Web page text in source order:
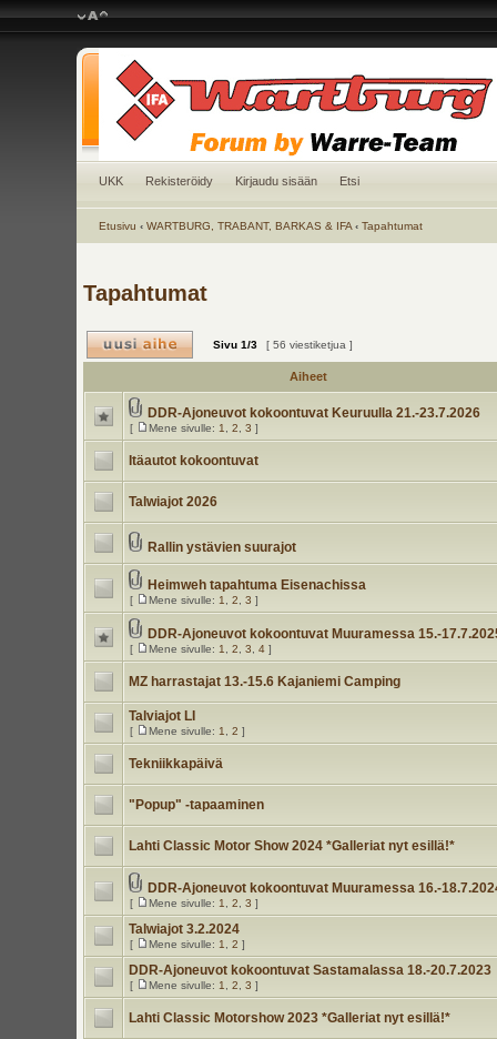
UKK Rekisteröidy Kirjaudu sisään Etsi
Etusivu ‹ WARTBURG, TRABANT, BARKAS & IFA ‹ Tapahtumat
Tapahtumat
Sivu 1/3 [ 56 viestiketjua ]
Aiheet
DDR-Ajoneuvot kokoontuvat Keuruulla 21.-23.7.2026
[ Mene sivulle: 1 2 3 ]
Itäautot kokoontuvat
Talwiajot 2026
Rallin ystävien suurajot
Heimweh tapahtuma Eisenachissa
[ Mene sivulle: 1 2 3 ]
DDR-Ajoneuvot kokoontuvat Muuramessa 15.-
[ Mene sivulle: 1 2 3 4]
MZ harrastajat 13.-15.6 Kajaniemi Camping
Talviajot LI
[ Mene sivulle: 1 2 ]
Tekniikkapäivä
"Popup" -tapaaminen
Lahti Classic Motor Show 2024 *Galleriat nyt esillä!*
DDR-Ajoneuvot kokoontuvat Muuramessa 16.-
[ Mene sivulle: 1 2 3 ]
Talwiajot 3.2.2024
[ Mene sivulle: 1 2 ]
DDR-Ajoneuvot kokoontuvat Sastamalassa 18.-20.7.2023
[ Mene sivulle: 1 2 3 ]
Lahti Classic Motorshow 2023 *Galleriat nyt esillä!*